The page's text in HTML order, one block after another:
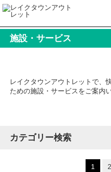
施設・サービス
レイクタウンアウトレットで、
ための施設・サービスをご案内
カテゴリー検索
1 2